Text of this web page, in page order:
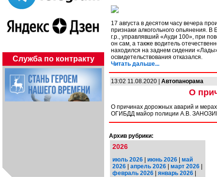
Служба по контракту
17 августа в десятом часу вечера
признаки алкогольного опьянения.
г.р., управлявший «Ауди 100», при
он сам, а также водитель
находился на заднем сидении
освидетельствования отказался.
Читать дальше...
13:02 11.08.2020 | Автопанорама
О
О причинах дорожных аварий и
ОГИБДД майор полиции А.В.
Архив рубрики:
2026
июль 2026 | июнь 2026 | май
2026 | апрель 2026 | март 2026 |
февраль 2026 | январь 2026 |